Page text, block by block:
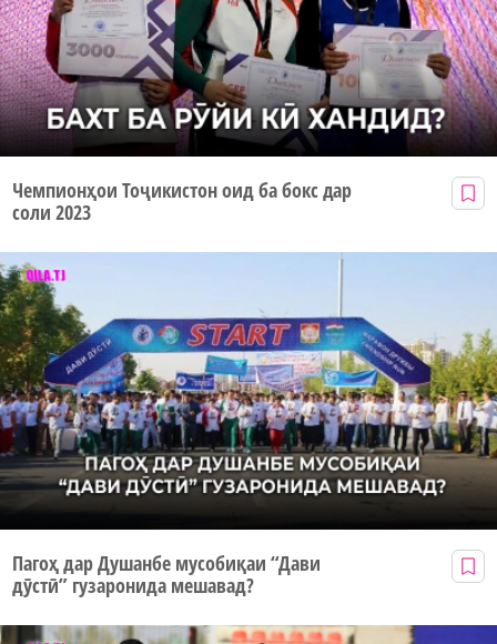
Чемпионҳои Тоҷикистон оид ба бокс дар
соли 2023
Пагоҳ дар Душанбе мусобиқаи “Дави
дӯстӣ” гузаронида мешавад?